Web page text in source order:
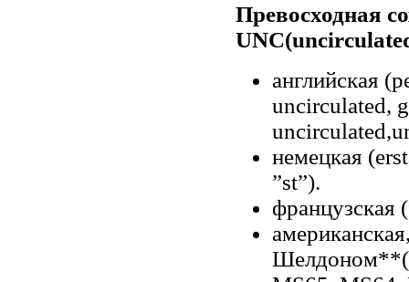
Превосходная
английская
uncirculated,
немецкая
”st”).
французская